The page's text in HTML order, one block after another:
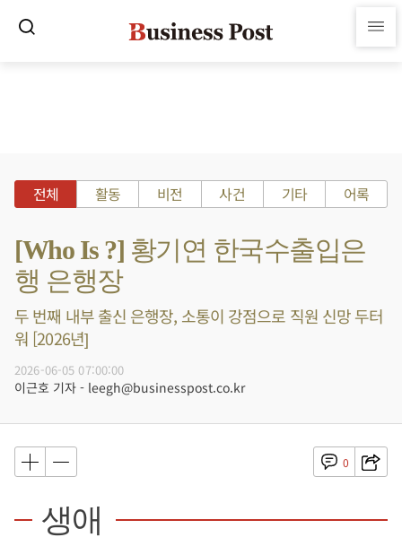
전체 활동 비전 사건 기타 어록
[Who Is ?] 황기연 한국수출입은
행 은행장
두 번째 내부 출신 은행장, 소통이 강점으로 직원 신망 두터
워 [2026년]
2026-06-05 07:00:00
이근호 기자 - leegh@businesspost.co.kr
0
생애